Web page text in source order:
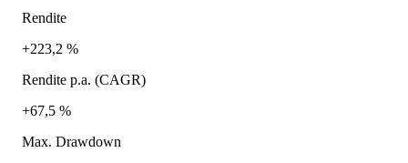
Rendite
+223,2 %
Rendite p.a. (CAGR)
+67,5 %
Max. Drawdown